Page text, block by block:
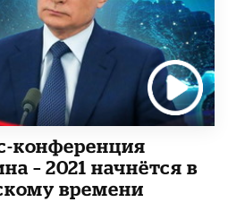
конференция
– 2021 начнётся в
времени